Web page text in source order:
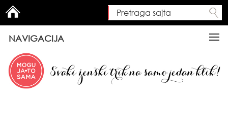
Search form
Pretraga sajta
NAVIGACIJA